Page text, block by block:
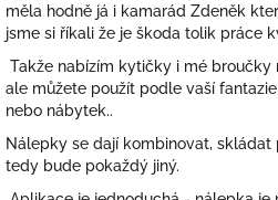
měla hodně já i kamarád Zdeněk
jsme si říkali že je škoda tolik práce
Takže nabízím kytičky i mé broučky
ale můžete použít podle vaší
nebo nábytek..
Nálepky se dají kombinovat,
tedy bude pokaždý jiný.